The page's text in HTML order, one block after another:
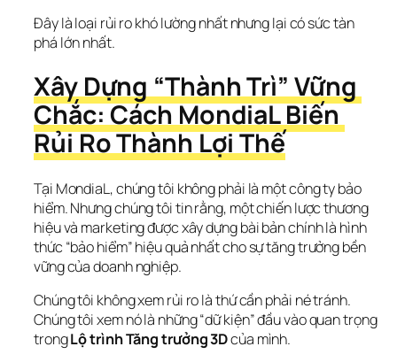
Đây là loại rủi ro khó lường nhất nhưng lại có sức tàn
phá lớn nhất.
Xây Dựng “Thành Trì” Vững
Chắc: Cách MondiaL Biến
Rủi Ro Thành Lợi Thế
Tại MondiaL, chúng tôi không phải là một công ty bảo
hiểm. Nhưng chúng tôi tin rằng, một chiến lược thương
hiệu và marketing được xây dựng bài bản chính là hình
thức “bảo hiểm” hiệu quả nhất cho sự tăng trưởng bền
vững của doanh nghiệp.
Chúng tôi không xem rủi ro là thứ cần phải né tránh.
Chúng tôi xem nó là những “dữ kiện” đầu vào quan trọng
trong Lộ trình Tăng trưởng 3D của mình.